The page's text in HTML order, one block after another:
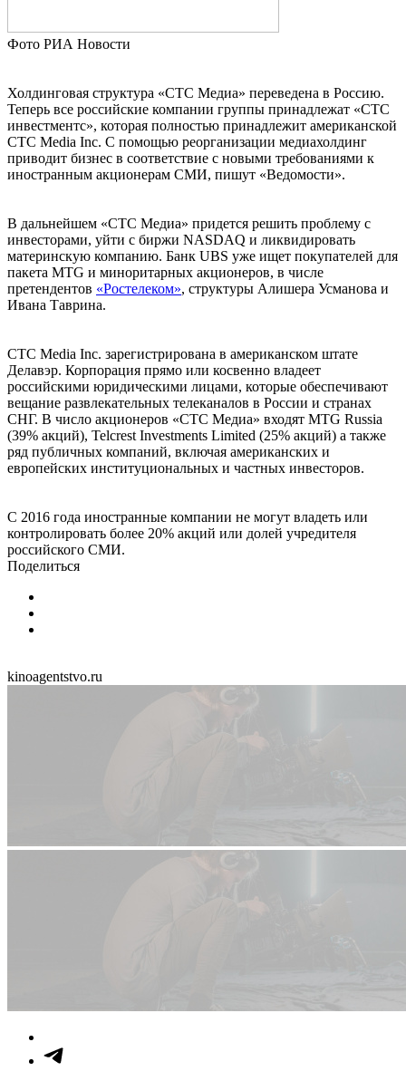
Фото РИА Новости
Холдинговая структура «СТС Медиа» переведена в Россию.
Теперь все российские компании группы принадлежат «СТС
инвестментс», которая полностью принадлежит американской
CTC Media Inc. С помощью реорганизации медиахолдинг
приводит бизнес в соответствие с новыми требованиями к
иностранным акционерам СМИ, пишут «Ведомости».
В дальнейшем «СТС Медиа» придется решить проблему с
инвесторами, уйти с биржи NASDAQ и ликвидировать
материнскую компанию. Банк UBS уже ищет покупателей для
пакета MTG и миноритарных акционеров, в числе
претендентов «Ростелеком», структуры Алишера Усманова и
Ивана Таврина.
CTC Media Inc. зарегистрирована в американском штате
Делавэр. Корпорация прямо или косвенно владеет
российскими юридическими лицами, которые обеспечивают
вещание развлекательных телеканалов в России и странах
СНГ. В число акционеров «СТС Медиа» входят MTG Russia
(39% акций), Telcrest Investments Limited (25% акций) а также
ряд публичных компаний, включая американских и
европейских институциональных и частных инвесторов.
С 2016 года иностранные компании не могут владеть или
контролировать более 20% акций или долей учредителя
российского СМИ.
Поделиться
kinoagentstvo.ru